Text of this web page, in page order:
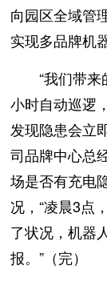
向园区全域管
实现多品牌机
“我们带
小时自动巡逻
发现隐患会立
司品牌中心总
场是否有充电
况，“凌晨3点
了状况，机器
报。”（完）